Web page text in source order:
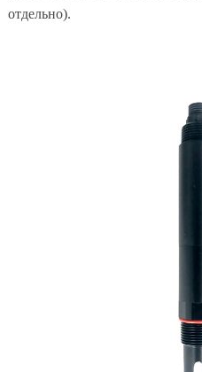
отдельно).